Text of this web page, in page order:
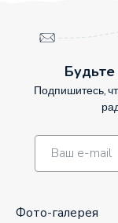
Подпишитесь,
Фото-галерея